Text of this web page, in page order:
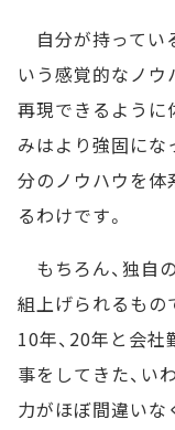
自分が持ってい
いう感覚的なノウ
再現できるように
みはより強固にな
分のノウハウを体
るわけです。
もちろん、独自
組上げられるもの
10年、20年と会社
事をしてきた、い
力がほぼ間違いな